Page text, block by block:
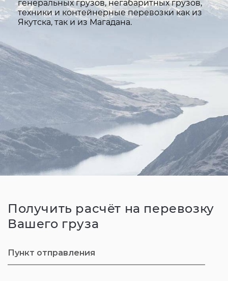
генеральных грузов, негабаритных грузов,
техники и контейнерные перевозки как из
Якутска, так и из Магадана.
Получить расчёт на перевозку
Вашего груза